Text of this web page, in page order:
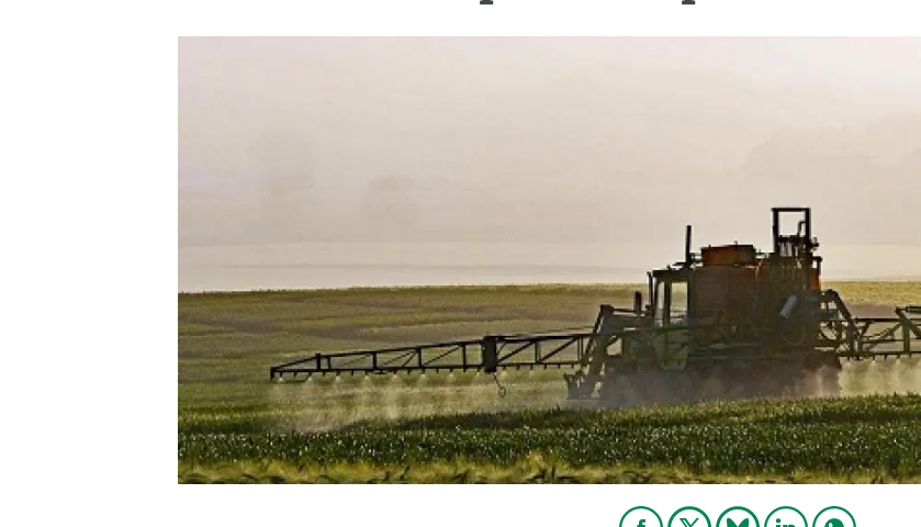
Observación de la Tierra
Eventos anteriores
Cambio global
Funcionamiento de los ecosistemas